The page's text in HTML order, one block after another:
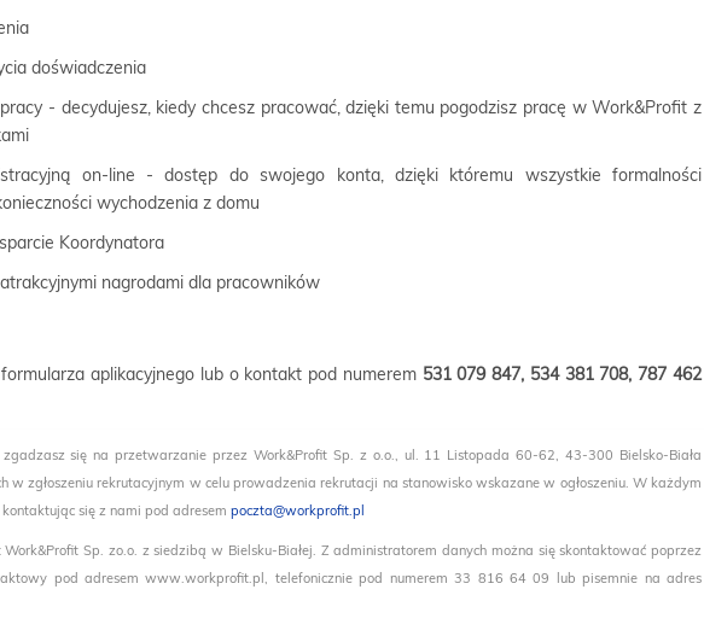
doświadczenia
- decydujesz, kiedy chcesz pracować, dzięki temu pogodzisz pracę w Work&Profit z
on-line - dostęp do swojego konta, dzięki któremu wszystkie formalności
wychodzenia z domu
Koordynatora
nagrodami dla pracowników
aplikacyjnego lub o kontakt pod numerem 531 079 847, 534 381 708, 787 462
zgadzasz się na przetwarzanie przez Work&Profit Sp. z o.o., ul. 11 Listopada 60-62, 43-300 Bielsko-Biała
w zgłoszeniu rekrutacyjnym w celu prowadzenia rekrutacji na stanowisko wskazane w ogłoszeniu. W każdym
się z nami pod adresem poczta@workprofit.pl
Sp. zo.o. z siedzibą w Bielsku-Białej. Z administratorem danych można się skontaktować poprzez
pod adresem www.workprofit.pl, telefonicznie pod numerem 33 816 64 09 lub pisemnie na adres